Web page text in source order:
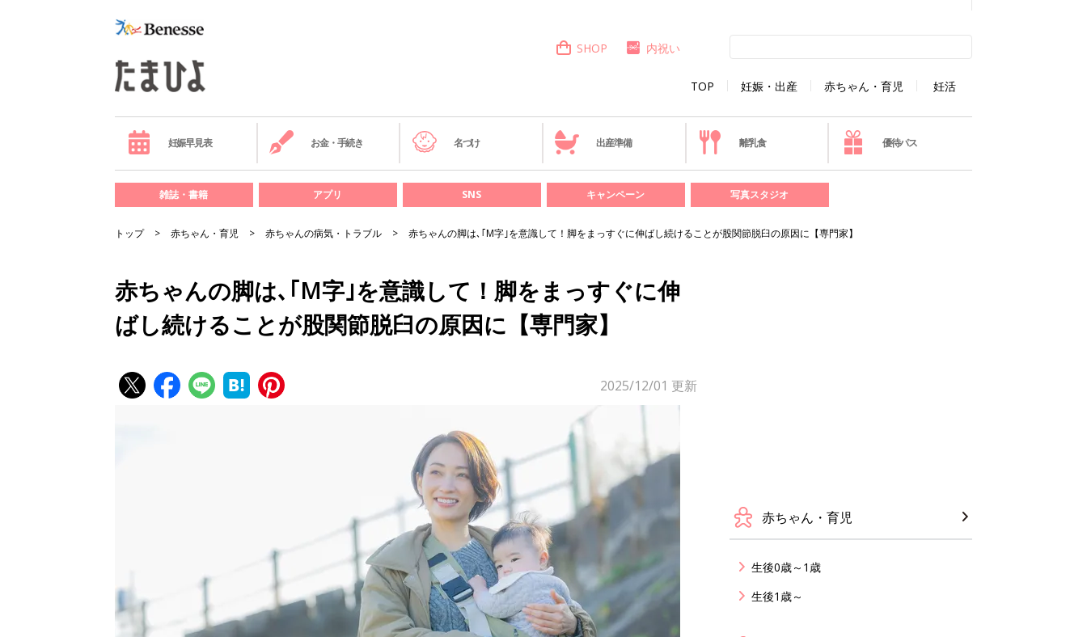
TOP 妊娠・出産 赤ちゃん・育児 妊活
SHOP 内祝い
妊娠早見表 お金・手続き 名づけ 出産準備 離乳食 優待パス
雑誌・書籍 アプリ SNS キャンペーン 写真スタジオ
トップ 赤ちゃん・育児 赤ちゃんの病気・トラブル 赤ちゃんの脚は､｢M字｣を意識して！脚をまっすぐに伸ばし続けることが股関節脱臼の原因に【専門家】
赤ちゃんの脚は､｢M字｣を意識して！脚をまっすぐに伸
ばし続けることが股関節脱臼の原因に【専門家】
2025/12/01 更新
赤ちゃん・育児
生後0歳～1歳
生後1歳～